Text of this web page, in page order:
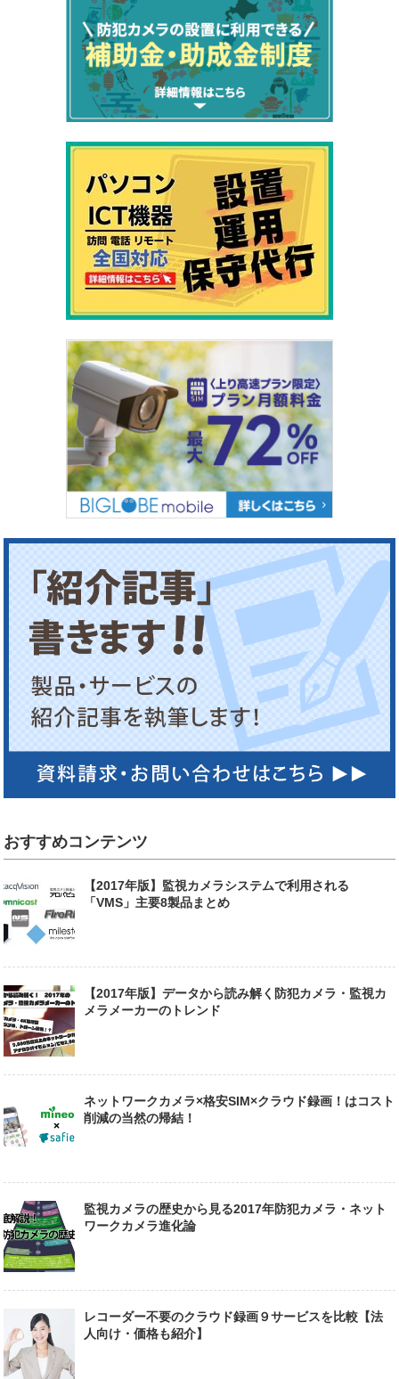
おすすめコンテンツ
【2017年版】監視カメラシステムで利用される
「VMS」主要8製品まとめ
【2017年版】データから読み解く防犯カメラ・監視カ
メラメーカーのトレンド
ネットワークカメラ×格安SIM×クラウド録画！はコスト
削減の当然の帰結！
監視カメラの歴史から見る2017年防犯カメラ・ネット
ワークカメラ進化論
レコーダー不要のクラウド録画９サービスを比較【法
人向け・価格も紹介】